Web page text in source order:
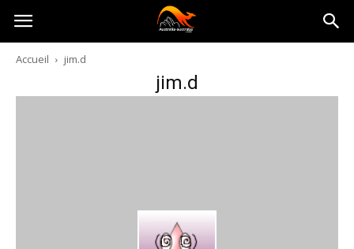
Australia-
australie.com
Accueil jim.d
jim.d